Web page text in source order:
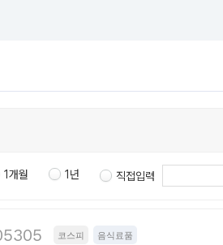
1개월 1년 직접입력
코스피 음식료품